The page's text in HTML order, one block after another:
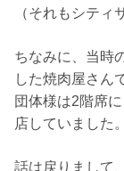
（それもシティ
ちなみに、当時
した焼肉屋さん
団体様は2階席
店していました。
話は戻りまして、